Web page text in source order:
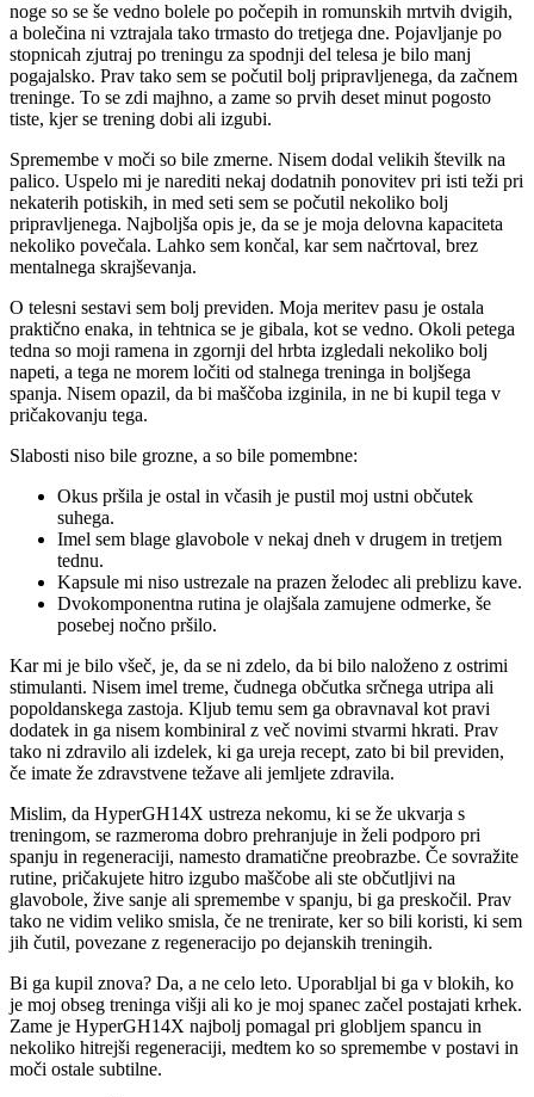
noge so se še vedno bolele po počepih in romunskih mrtvih dvigih,
a bolečina ni vztrajala tako trmasto do tretjega dne. Pojavljanje po
stopnicah zjutraj po treningu za spodnji del telesa je bilo manj
pogajalsko. Prav tako sem se počutil bolj pripravljenega, da začnem
treninge. To se zdi majhno, a zame so prvih deset minut pogosto
tiste, kjer se trening dobi ali izgubi.
Spremembe v moči so bile zmerne. Nisem dodal velikih številk na
palico. Uspelo mi je narediti nekaj dodatnih ponovitev pri isti teži pri
nekaterih potiskih, in med seti sem se počutil nekoliko bolj
pripravljenega. Najboljša opis je, da se je moja delovna kapaciteta
nekoliko povečala. Lahko sem končal, kar sem načrtoval, brez
mentalnega skrajševanja.
O telesni sestavi sem bolj previden. Moja meritev pasu je ostala
praktično enaka, in tehtnica se je gibala, kot se vedno. Okoli petega
tedna so moji ramena in zgornji del hrbta izgledali nekoliko bolj
napeti, a tega ne morem ločiti od stalnega treninga in boljšega
spanja. Nisem opazil, da bi maščoba izginila, in ne bi kupil tega v
pričakovanju tega.
Slabosti niso bile grozne, a so bile pomembne:
Okus pršila je ostal in včasih je pustil moj ustni občutek
suhega.
Imel sem blage glavobole v nekaj dneh v drugem in tretjem
tednu.
Kapsule mi niso ustrezale na prazen želodec ali preblizu kave.
Dvokomponentna rutina je olajšala zamujene odmerke, še
posebej nočno pršilo.
Kar mi je bilo všeč, je, da se ni zdelo, da bi bilo naloženo z ostrimi
stimulanti. Nisem imel treme, čudnega občutka srčnega utripa ali
popoldanskega zastoja. Kljub temu sem ga obravnaval kot pravi
dodatek in ga nisem kombiniral z več novimi stvarmi hkrati. Prav
tako ni zdravilo ali izdelek, ki ga ureja recept, zato bi bil previden,
če imate že zdravstvene težave ali jemljete zdravila.
Mislim, da HyperGH14X ustreza nekomu, ki se že ukvarja s
treningom, se razmeroma dobro prehranjuje in želi podporo pri
spanju in regeneraciji, namesto dramatične preobrazbe. Če sovražite
rutine, pričakujete hitro izgubo maščobe ali ste občutljivi na
glavobole, žive sanje ali spremembe v spanju, bi ga preskočil. Prav
tako ne vidim veliko smisla, če ne trenirate, ker so bili koristi, ki sem
jih čutil, povezane z regeneracijo po dejanskih treningih.
Bi ga kupil znova? Da, a ne celo leto. Uporabljal bi ga v blokih, ko
je moj obseg treninga višji ali ko je moj spanec začel postajati krhek.
Zame je HyperGH14X najbolj pomagal pri globljem spancu in
nekoliko hitrejši regeneraciji, medtem ko so spremembe v postavi in
moči ostale subtilne.